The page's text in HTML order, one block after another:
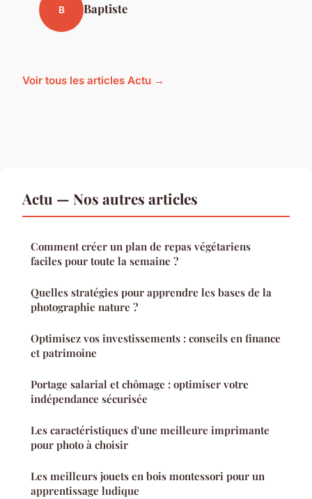
B Baptiste
Voir tous les articles Actu →
Actu — Nos autres articles
Comment créer un plan de repas végétariens
faciles pour toute la semaine ?
Quelles stratégies pour apprendre les bases de la
photographie nature ?
Optimisez vos investissements : conseils en finance
et patrimoine
Portage salarial et chômage : optimiser votre
indépendance sécurisée
Les caractéristiques d'une meilleure imprimante
pour photo à choisir
Les meilleurs jouets en bois montessori pour un
apprentissage ludique